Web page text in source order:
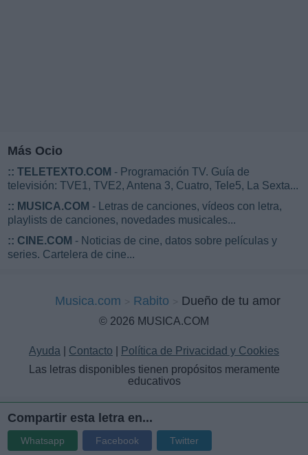
Más Ocio
:: TELETEXTO.COM - Programación TV. Guía de
televisión: TVE1, TVE2, Antena 3, Cuatro, Tele5, La Sexta...
:: MUSICA.COM - Letras de canciones, vídeos con letra,
playlists de canciones, novedades musicales...
:: CINE.COM - Noticias de cine, datos sobre películas y
series. Cartelera de cine...
Musica.com Rabito Dueño de tu amor
© 2026 MUSICA.COM
Ayuda Contacto
Política de Privacidad y Cookies
Las letras disponibles tienen propósitos meramente
educativos
Compartir esta letra en...
Whatsapp Facebook Twitter